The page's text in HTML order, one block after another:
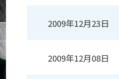
2009年12月23日
2009年12月08日